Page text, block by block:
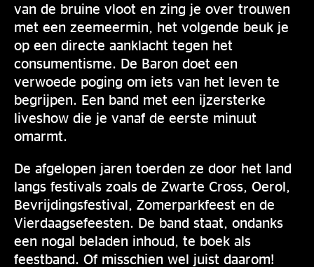
van de bruine vloot en zing je over trouwen
met een zeemeermin, het volgende beuk je
op een directe aanklacht tegen het
consumentisme. De Baron doet een
verwoede poging om iets van het leven te
begrijpen. Een band met een ijzersterke
liveshow die je vanaf de eerste minuut
omarmt.
De afgelopen jaren toerden ze door het land
langs festivals zoals de Zwarte Cross, Oerol,
Bevrijdingsfestival, Zomerparkfeest en de
Vierdaagsefeesten. De band staat, ondanks
een nogal beladen inhoud, te boek als
feestband. Of misschien wel juist daarom!